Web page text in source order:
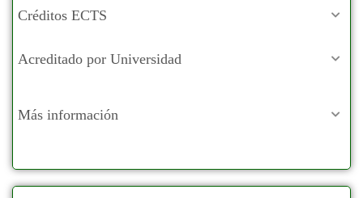
Créditos ECTS
Acreditado por Universidad
Más información